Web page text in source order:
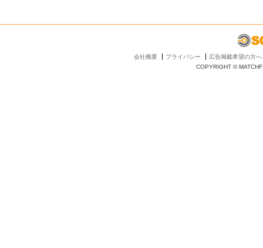
会社概要 プライバシー
広告掲載希望の方へ
COPYRIGHT ©